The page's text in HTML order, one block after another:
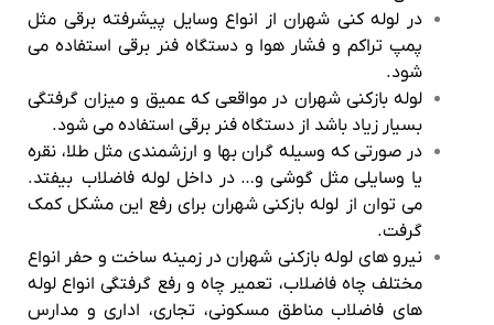
در لوله کنی شهران از انواع وسایل پیشرفته برقی مثل
پمپ تراکم و فشار هوا و دستگاه فنر برقی استفاده می
شود.
لوله بازکنی شهران در مواقعی که عمیق و میزان گرفتگی
بسیار زیاد باشد از دستگاه فنر برقی استفاده می شود.
در صورتی که وسیله گران بها و ارزشمندی مثل طلا، نقره
یا وسایلی مثل گوشی و… در داخل لوله فاضلاب بیفتد.
می توان از لوله بازکنی شهران برای رفع این مشکل کمک
گرفت.
نیرو های لوله بازکنی شهران در زمینه ساخت و حفر انواع
مختلف چاه فاضلاب، تعمیر چاه و رفع گرفتگی انواع لوله
های فاضلاب مناطق مسکونی، تجاری، اداری و مدارس